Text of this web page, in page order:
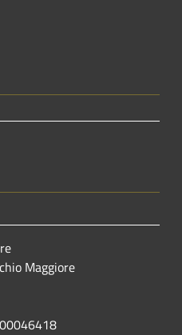
Maggiore